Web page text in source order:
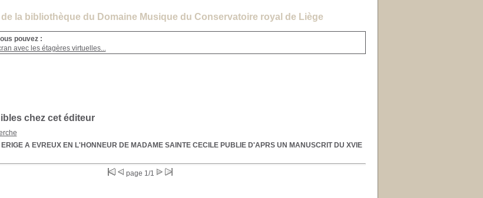
la bibliothèque du Domaine Musique du Conservatoire royal de Liège
pouvez :
avec les étagères virtuelles...
chez cet éditeur
ERIGE A EVREUX EN L'HONNEUR DE MADAME SAINTE CECILE PUBLIE D'APRS UN MANUSCRIT DU XVIE
page 1/1